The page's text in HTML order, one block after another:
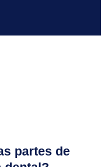
partes de